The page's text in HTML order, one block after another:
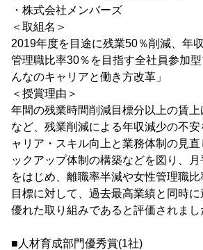
・株式会社メンバーズ
＜取組名＞
2019年度を目途に残業50％削減、年
管理職比率30％を目指す全社員参加
んなのキャリアと働き方改革」
＜授賞理由＞
年間の残業時間削減目標分以上の賃
など、残業削減による年収減少の不
ャリア・スキル向上と業務体制の見
ックアップ体制の構築などを図り、
をはじめ、離職率半減や女性管理職
目標に対して、過去最高業績と同時に
優れた取り組みであると評価されまし
■人材育成部門優秀賞(1社)